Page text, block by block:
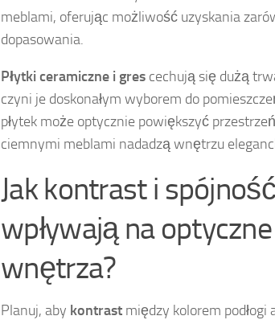
meblami, oferując możliwość uzyskania
dopasowania.
Płytki ceramiczne i gres cechują się dużą
czyni je doskonałym wyborem do
płytek może optycznie powiększyć
ciemnymi meblami nadadzą wnętrzu
Jak kontrast i
wpływają na
wnętrza?
Planuj, aby kontrast między kolorem podłogi